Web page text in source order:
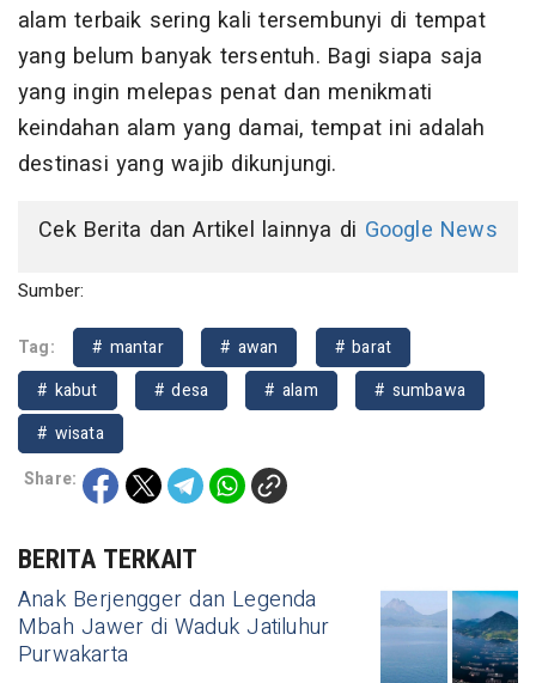
alam terbaik sering kali tersembunyi di tempat
yang belum banyak tersentuh. Bagi siapa saja
yang ingin melepas penat dan menikmati
keindahan alam yang damai, tempat ini adalah
destinasi yang wajib dikunjungi.
Cek Berita dan Artikel lainnya di Google News
Sumber:
Tag: # mantar # awan
# barat
# kabut
# desa # alam
# sumbawa
# wisata
Share:
BERITA TERKAIT
Anak Berjengger dan Legenda
Mbah Jawer di Waduk Jatiluhur
Purwakarta